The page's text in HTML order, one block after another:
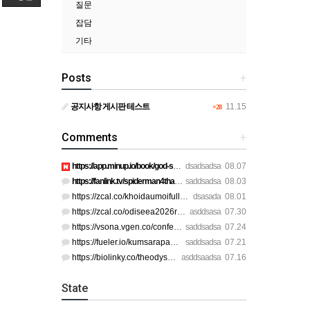
질문
잡담
기타
+
Posts
+28 11.15
공지사항 게시판 테스트
+
Comments
dsadsadsa 08.07
https://app.minup.io/book/god-skin-fullthaihd https://app.mi…
saddsadsa 08.03
https://fanlink.tv/spiderman4thaifhdq https://fanlink.tv/spi…
dsasada 08.01
https://zcal.co/khoidaumoifullau https://zcal.co/spiderman4p…
asddsasa 07.30
https://zcal.co/odiseea2026romana https://zcal.co/odiseeavez…
saddsadsa 07.24
https://vsona.vgen.co/confessionsofashamanfhdthai https://de…
saddsadsa 07.21
https://fueler.io/kumsarapapkhongfhdq https://fueler.io/kums…
asddsaadsa 07.16
https://biolinky.co/theodysseyfhdthai https://biolinky.co/th…
State